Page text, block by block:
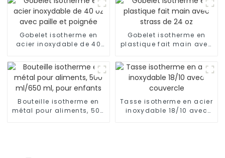
Gobelet isotherme en
acier inoxydable de 40
Gobelet isotherme en
plastique fait main avec
Bouteille isotherme en
métal pour aliments, 500
Tasse isotherme en acier
inoxydable 18/10 avec